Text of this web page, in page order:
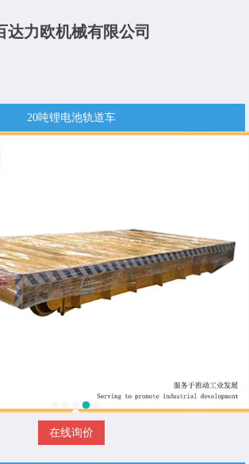
达力欧机械有限公司
20吨锂电池轨道车
在线询价